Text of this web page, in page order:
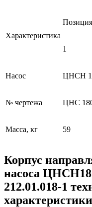
Характеристика
Позиция
1
Насос ЦНСН
№ чертежа ЦНС
Масса, кг 59
Корпус
насоса
212.01.018-1
характеристики